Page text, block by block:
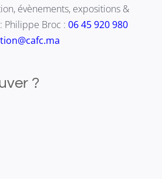
évènements, expositions &
Philippe Broc : 06 45 920 980
?